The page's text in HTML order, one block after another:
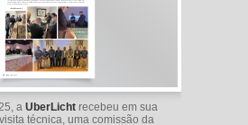
a UberLicht recebeu em sua
técnica, uma comissão da